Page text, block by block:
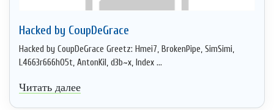
Hacked by CoupDeGrace
Hacked by CoupDeGrace Greetz: Hmei7, BrokenPipe, SimSimi,
L4663r666h05t, AntonKil, d3b~x, Index ...
Читать далее